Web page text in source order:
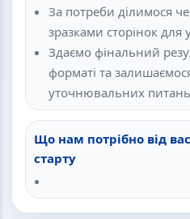
За потреби ділимося
зразками сторінок для
Здаємо фінальний
форматі та
уточнювальних
Що нам потрібно від
старту